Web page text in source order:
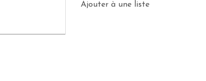
Ajouter à une liste